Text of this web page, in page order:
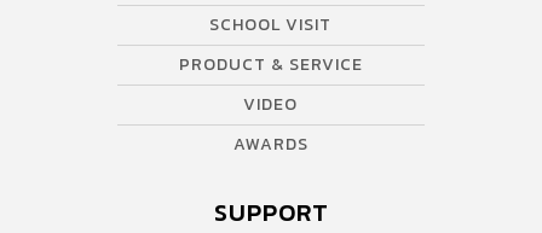
SCHOOL VISIT
PRODUCT & SERVICE
VIDEO
AWARDS
SUPPORT